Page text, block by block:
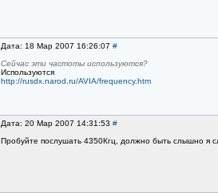
Дата: 18 Мар 2007 16:26:07 #
Сейчас эти частоты используются?
Используются
http://rusdx.narod.ru/AVIA/frequency.htm
Дата: 20 Мар 2007 14:31:53 #
Пробуйте послушать 4350Кгц, должно быть слышно я